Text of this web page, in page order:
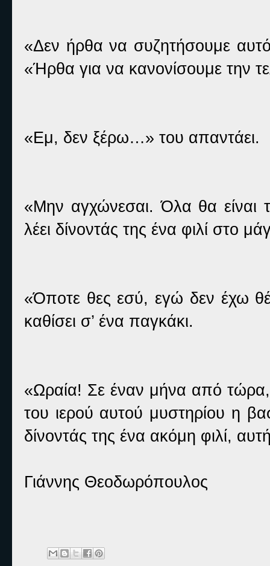
«Δεν ήρθα να συζητήσουμε
«Ήρθα για να κανονίσουμε την
«Εμ, δεν ξέρω…» του απαντάει.
«Μην αγχώνεσαι. Όλα θα είναι
λέει δίνοντάς της ένα φιλί στο
«Όποτε θες εσύ, εγώ δεν έχω
καθίσει σ’ ένα παγκάκι.
«Ωραία! Σε έναν μήνα από τώρα,
του ιερού αυτού μυστηρίου η
δίνοντάς της ένα ακόμη φιλί,
Γιάννης Θεοδωρόπουλος